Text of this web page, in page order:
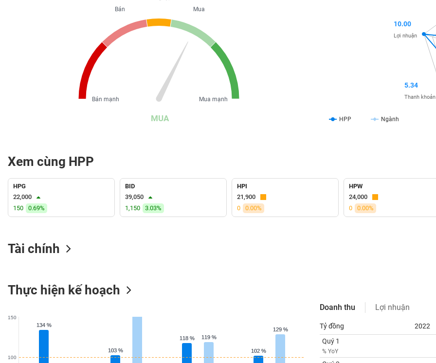
MUA
Mua
Mua mạnh
Bán
Bán mạnh
HPP Ngành
5.34
Thanh khoản
10.00
Lợi nhuận
Xem cùng HPP
HPG
22,000
150
0.69%
BID
39,050
1,150
3.03%
HPI
21,900
0
0.00%
HPW
24,000
0
0.00%
Tài chính
Thực hiện kế hoạch
134 %
134 %
103 %
103 %
118 %
118 %
102 %
102 %
119 %
119 %
129 %
129 %
100
150
Doanh thu Lợi nhuận
Tỷ đồng 2022
Quý 1
% YoY
(-)
VS-
SECTOR
NGUYÊN